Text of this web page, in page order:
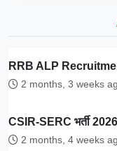
RRB ALP
2 months, 3 weeks
CSIR-SERC भर्ती
2 months, 4 weeks